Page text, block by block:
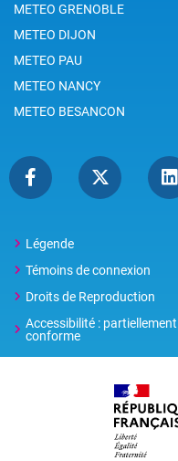
METEO GRENOBLE
METEO DIJON
METEO PAU
METEO NANCY
METEO BESANCON
Légende
Témoins de connexion
Droits de Reproduction
Accessibilité : partiellement
conforme